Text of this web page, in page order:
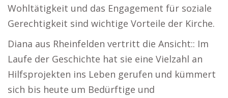
Wohltätigkeit und das Engagement für soziale
Gerechtigkeit sind wichtige Vorteile der Kirche.
Diana aus Rheinfelden vertritt die Ansicht:: Im
Laufe der Geschichte hat sie eine Vielzahl an
Hilfsprojekten ins Leben gerufen und kümmert
sich bis heute um Bedürftige und